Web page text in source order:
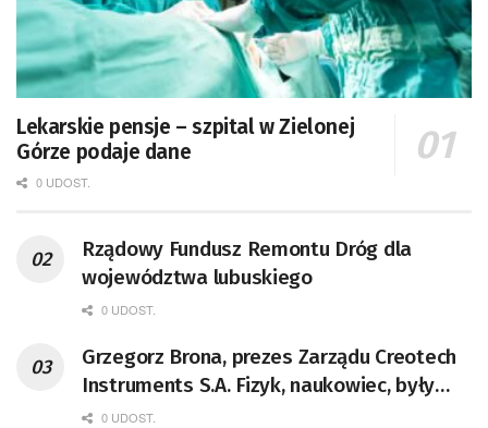
Lekarskie pensje – szpital w Zielonej
Górze podaje dane
0 UDOST.
Rządowy Fundusz Remontu Dróg dla
województwa lubuskiego
0 UDOST.
Grzegorz Brona, prezes Zarządu Creotech
Instruments S.A. Fizyk, naukowiec, były
pracownik CERN w Genewie,
0 UDOST.